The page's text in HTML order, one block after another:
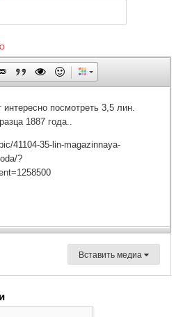
Вставить медиа